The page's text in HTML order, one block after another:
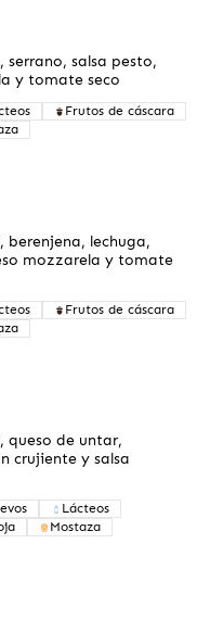
salsa pesto,
y tomate seco
Frutos de cáscara
lechuga,
mozzarela y tomate
Frutos de cáscara
queso de untar,
crujiente y salsa
Lácteos
Mostaza